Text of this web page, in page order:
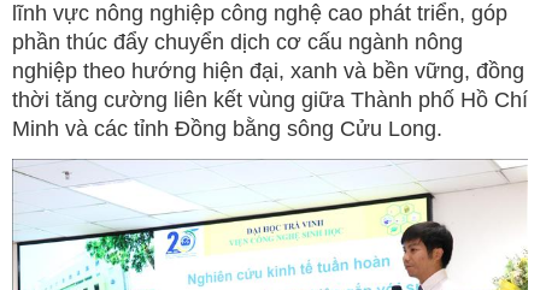
lĩnh vực nông nghiệp công nghệ cao phát triển, góp
phần thúc đẩy chuyển dịch cơ cấu ngành nông
nghiệp theo hướng hiện đại, xanh và bền vững, đồng
thời tăng cường liên kết vùng giữa Thành phố Hồ Chí
Minh và các tỉnh Đồng bằng sông Cửu Long.